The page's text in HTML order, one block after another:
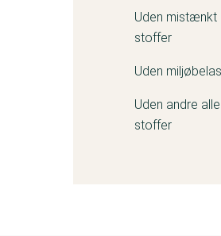
Uden mistænkt
stoffer
Uden
Uden andre
stoffer